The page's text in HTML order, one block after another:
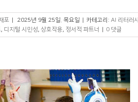
포 2025년 9월 25일. 목요일 카테고리: AI 리터러시
, 디지털 시민성, 상호작용, 정서적 파트너 0 댓글